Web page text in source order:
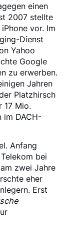
einen
2007 stellte
vor. Im
Dienst
Yahoo
Google
zu erwerben.
Jahren
Platzhirsch
17 Mio.
im DACH-
Anfang
bei
zwei Jahre
eher
Erst